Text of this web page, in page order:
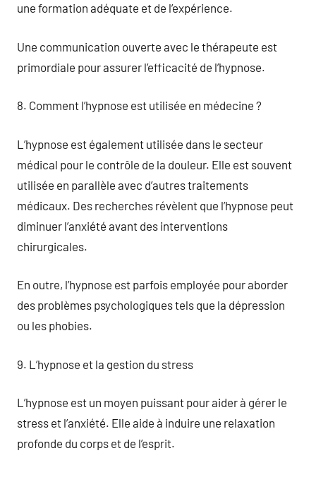
une formation adéquate et de l’expérience.
Une communication ouverte avec le thérapeute est
primordiale pour assurer l’efficacité de l’hypnose.
8. Comment l’hypnose est utilisée en médecine ?
L’hypnose est également utilisée dans le secteur
médical pour le contrôle de la douleur. Elle est souvent
utilisée en parallèle avec d’autres traitements
médicaux. Des recherches révèlent que l’hypnose peut
diminuer l’anxiété avant des interventions
chirurgicales.
En outre, l’hypnose est parfois employée pour aborder
des problèmes psychologiques tels que la dépression
ou les phobies.
9. L’hypnose et la gestion du stress
L’hypnose est un moyen puissant pour aider à gérer le
stress et l’anxiété. Elle aide à induire une relaxation
profonde du corps et de l’esprit.